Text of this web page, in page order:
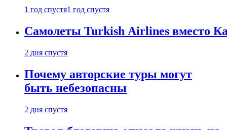
1 год спустя1 год спустя
Самолеты Turkish Airlines вместо
2 дня спустя
Почему авторские туры могут
быть небезопасны
2 дня спустя